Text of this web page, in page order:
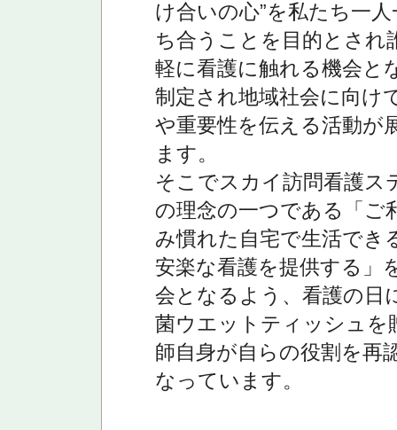
け合いの心”を私たち一
ち合うことを目的とされ
軽に看護に触れる機会と
制定され地域社会に向け
や重要性を伝える活動が
ます。
そこでスカイ訪問看護ス
の理念の一つである「ご
み慣れた自宅で生活でき
安楽な看護を提供する」
会となるよう、看護の日
菌ウエットティッシュを
師自身が自らの役割を再
なっています。